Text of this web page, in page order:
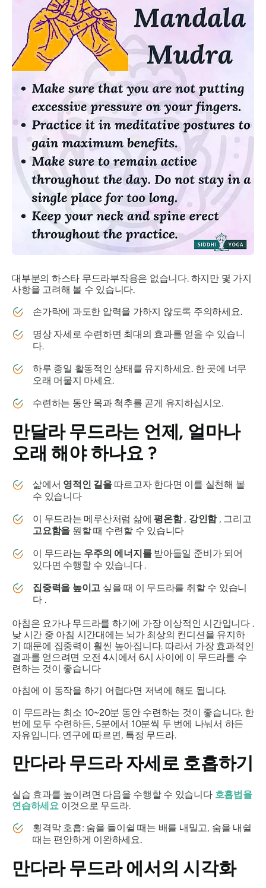
대부분의 하스타 무드라부작용은 없습니다. 하지만 몇 가지
사항을 고려해 볼 수 있습니다.
손가락에 과도한 압력을 가하지 않도록 주의하세요.
명상 자세로 수련하면 최대의 효과를 얻을 수 있습니
다.
하루 종일 활동적인 상태를 유지하세요. 한 곳에 너무
오래 머물지 마세요.
수련하는 동안 목과 척추를 곧게 유지하십시오.
만달라무드라는 언제, 얼마나
오래 해야 하나요 ?
삶에서 영적인 길을따르고자 한다면 이를 실천해 볼
수 있습니다
이 무드라는 메루산처럼 삶에평온함, 강인함, 그리고
고요함을 원할 때 수련할 수 있습니다
이 무드라는 우주의 에너지를받아들일 준비가 되어
있다면 수행할 수 있습니다 .
집중력을 높이고 싶을 때 이 무드라를 취할 수 있습니
다 .
아침은 요가나 무드라를 하기에 가장 이상적인 시간입니다 .
낮 시간 중 아침 시간대에는 뇌가 최상의 컨디션을 유지하
기 때문에 집중력이 훨씬 높아집니다. 따라서 가장 효과적인
결과를 얻으려면 오전 4시에서 6시 사이에 이 무드라를 수
련하는 것이 좋습니다
아침에 이 동작을 하기 어렵다면 저녁에 해도 됩니다.
이 무드라는 최소 10~20분 동안 수련하는 것이 좋습니다. 한
번에 모두 수련하든, 5분에서 10분씩 두 번에 나눠서 하든
자유입니다. 연구에 따르면, 특정 무드라.
만다라 무드라자세로 호흡하기
실습 효과를 높이려면 다음을 수행할 수 있습니다 호흡법을
연습하세요이것으로 무드라.
횡격막 호흡: 숨을 들이쉴 때는 배를 내밀고, 숨을 내쉴
때는 편안하게 이완하세요.
만다라 무드라에서의 시각화